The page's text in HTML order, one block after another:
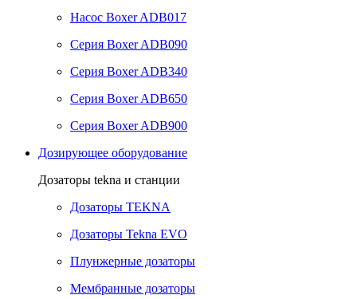
Насос Boxer ADB017
Серия Boxer ADB090
Серия Boxer ADB340
Серия Boxer ADB650
Серия Boxer ADB900
Дозирующее оборудование
Дозаторы tekna и станции
Дозаторы TEKNA
Дозаторы Tekna EVO
Плунжерные дозаторы
Мембранные дозаторы